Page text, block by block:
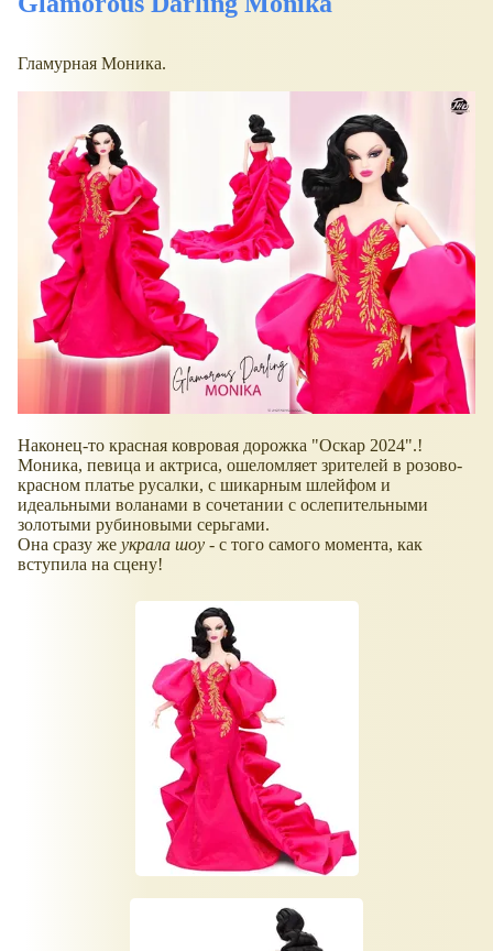
Гламурная Моника.
Наконец-то красная ковровая дорожка "Оскар 2024".!
Моника, певица и актриса, ошеломляет зрителей в розово-
красном платье русалки, с шикарным шлейфом и
идеальными воланами в сочетании с ослепительными
золотыми рубиновыми серьгами.
Она сразу же украла шоу - с того самого момента, как
вступила на сцену!